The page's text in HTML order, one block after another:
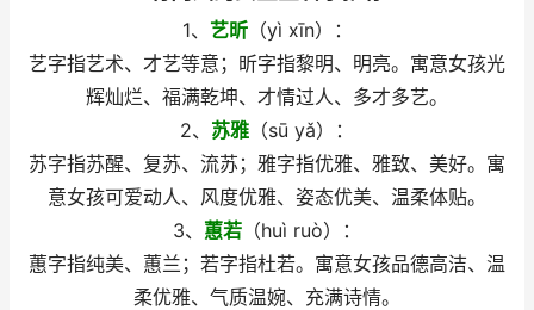
1、 艺昕（yì xīn）：
艺字指艺术、才艺等意；昕字指黎明、明亮。寓意女孩光
辉灿烂、福满乾坤、才情过人、多才多艺。
2、 苏雅 （sū yǎ）：
苏字指苏醒、复苏、流苏；雅字指优雅、雅致、美好。寓
意女孩可爱动人、风度优雅、姿态优美、温柔体贴。
3、 蕙若 （huì ruò）：
蕙字指纯美、蕙兰；若字指杜若。寓意女孩品德高洁、温
柔优雅、气质温婉、充满诗情。